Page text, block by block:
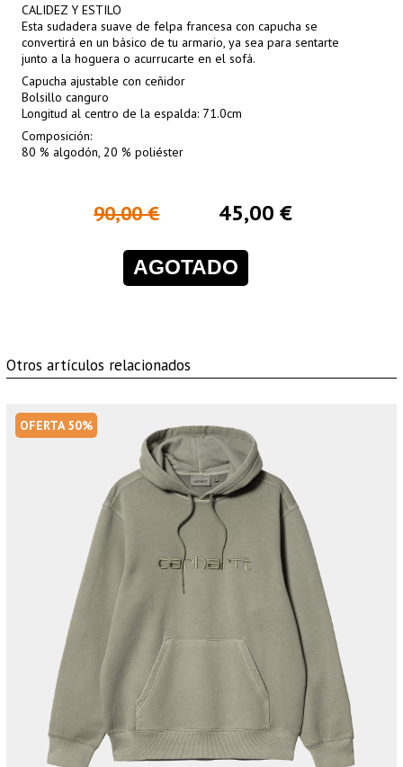
CALIDEZ Y ESTILO
Esta sudadera suave de felpa francesa con capucha se
convertirá en un básico de tu armario, ya sea para sentarte
junto a la hoguera o acurrucarte en el sofá.
Capucha ajustable con ceñidor
Bolsillo canguro
Longitud al centro de la espalda: 71.0cm
Composición:
80 % algodón, 20 % poliéster
90,00 € 45,00 €
AGOTADO
Otros artículos relacionados
OFERTA 50%